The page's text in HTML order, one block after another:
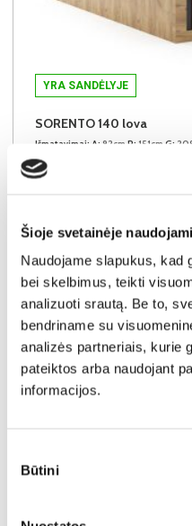
Šioje svetainėje
Naudojame slapukus, kad
bei skelbimus, teikti
analizuoti srautą. Be to,
bendriname su
analizės partneriais, kurie
pateiktos arba naudojant
informacijos.
pasirinkimas
Būtini
YRA SANDĖLYJE
SORENTO 140 lova
Išmatavimai: A: 92cm P: 151cm G:
Miegamoji dalis: